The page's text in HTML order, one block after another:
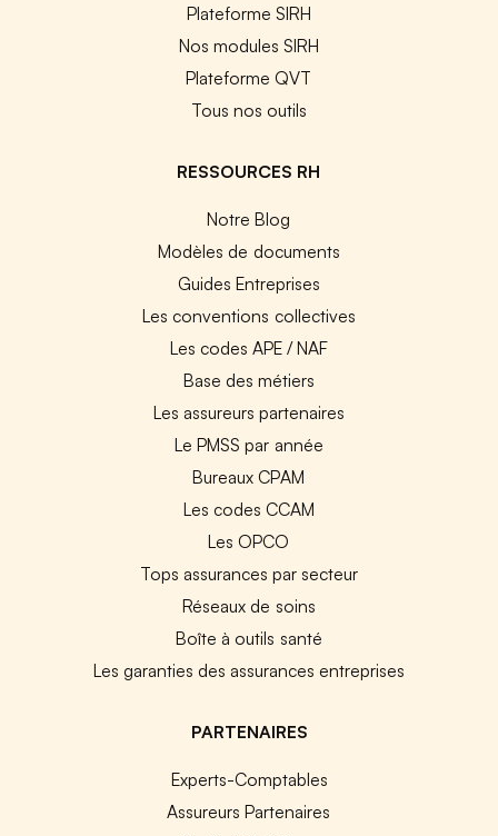
Plateforme SIRH
Nos modules SIRH
Plateforme QVT
Tous nos outils
RESSOURCES RH
Notre Blog
Modèles de documents
Guides Entreprises
Les conventions collectives
Les codes APE / NAF
Base des métiers
Les assureurs partenaires
Le PMSS par année
Bureaux CPAM
Les codes CCAM
Les OPCO
Tops assurances par secteur
Réseaux de soins
Boîte à outils santé
Les garanties des assurances entreprises
PARTENAIRES
Experts-Comptables
Assureurs Partenaires